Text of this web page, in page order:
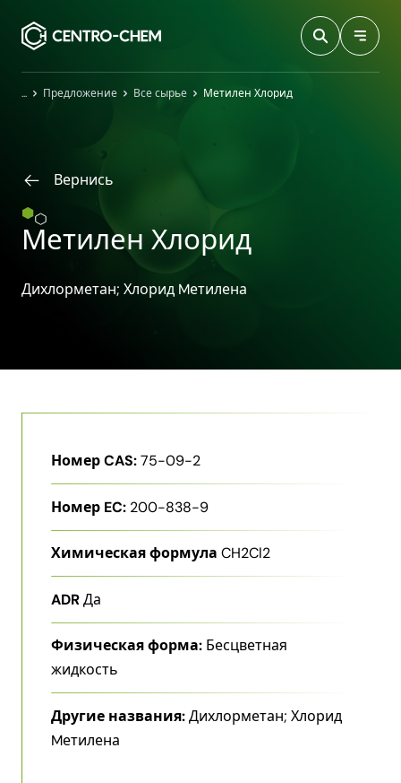
ГлавнаяПредложение Все сырье Метилен Хлорид
Вернись
Метилен Хлорид
Дихлорметан; Хлорид Mетилена
Номер CAS:75-09-2
Номер EC: 200-838-9
Химическая формула CH2Cl2
ADRДа
Физическая форма: Бесцветная
жидкость
Другие названия:Дихлорметан; Хлорид
Mетилена